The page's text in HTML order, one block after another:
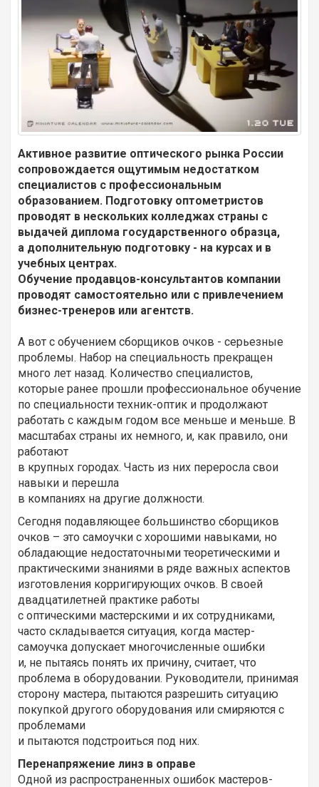
Активное развитие оптического рынка России
сопровождается ощутимым недостатком
специалистов с профессиональным
образованием. Подготовку оптометристов
проводят в нескольких колледжах страны с
выдачей диплома государственного образца,
а дополнительную подготовку - на курсах и в
учебных центрах.
Обучение продавцов-консультантов компании
проводят самостоятельно или с привлечением
бизнес-тренеров или агентств.
А вот с обучением сборщиков очков - серьезные
проблемы. Набор на специальность прекращен
много лет назад. Количество специалистов,
которые ранее прошли профессиональное обучение
по специальности техник-оптик и продолжают
работать с каждым годом все меньше и меньше. В
масштабах страны их немного, и, как правило, они
работают
в крупных городах. Часть из них переросла свои
навыки и перешла
в компаниях на другие должности.
Сегодня подавляющее большинство сборщиков
очков – это самоучки с хорошими навыками, но
обладающие недостаточными теоретическими и
практическими знаниями в ряде важных аспектов
изготовления корригирующих очков. В своей
двадцатилетней практике работы
с оптическими мастерскими и их сотрудниками,
часто складывается ситуация, когда мастер-
самоучка допускает многочисленные ошибки
и, не пытаясь понять их причину, считает, что
проблема в оборудовании. Руководители, принимая
сторону мастера, пытаются разрешить ситуацию
покупкой другого оборудования или смиряются с
проблемами
и пытаются подстроиться под них.
Перенапряжение линз в оправе
Одной из распространенных ошибок мастеров-